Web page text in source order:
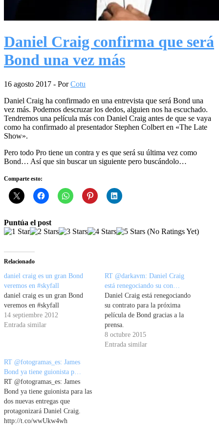
Daniel Craig confirma que será
Bond una vez más
16 agosto 2017 - PorCotu
Daniel Craig ha confirmado en una entrevista que será Bond una
vez más. Podemos descruzar los dedos, alguien nos ha escuchado.
Tendremos una película más con Daniel Craig antes de que se vaya
como ha confirmado al presentador Stephen Colbert en «The Late
Show».
Pero todo Pro tiene un contra y es que será su última vez como
Bond… Así que sin buscar un siguiente pero buscándolo…
Comparte esto:
Puntúa el post
(No Ratings Yet)
Relacionado
daniel craig es un gran Bond
veremos en #skyfall
daniel craig es un gran Bond
veremos en #skyfall
14 septiembre 2012
Entrada similar
RT @darkavm: Daniel Craig
está renegociando su con…
Daniel Craig está renegociando
su contrato para la próxima
película de Bond gracias a la
prensa.
8 octubre 2015
Entrada similar
RT @fotogramas_es: James
Bond ya tiene guionista p…
RT @fotogramas_es: James
Bond ya tiene guionista para las
dos nuevas entregas que
protagonizará Daniel Craig.
http://t.co/wwUkw4wh